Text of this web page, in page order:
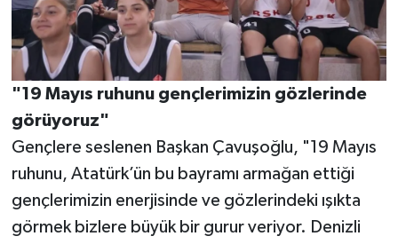
"19 Mayıs ruhunu gençlerimizin gözlerinde
görüyoruz"
Gençlere seslenen Başkan Çavuşoğlu, "19 Mayıs
ruhunu, Atatürk’ün bu bayramı armağan ettiği
gençlerimizin enerjisinde ve gözlerindeki ışıkta
görmek bizlere büyük bir gurur veriyor. Denizli